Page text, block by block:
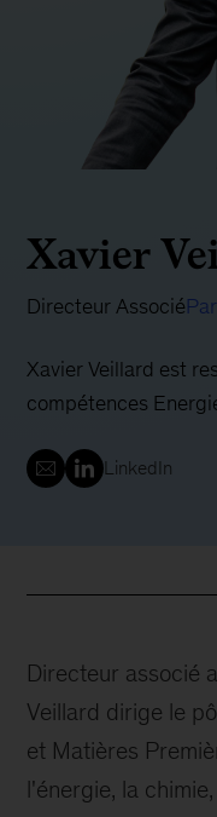
Xavier
Directeur Associé
Xavier Veillard est
compétences
LinkedIn
Directeur associé
Veillard dirige le
et Matières
l'énergie, la